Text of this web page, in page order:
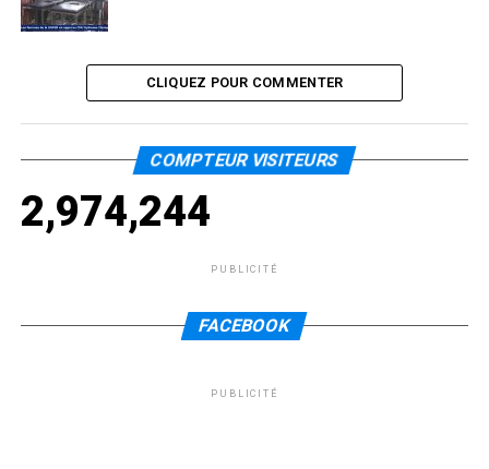
CLIQUEZ POUR COMMENTER
COMPTEUR VISITEURS
2,974,244
PUBLICITÉ
FACEBOOK
PUBLICITÉ